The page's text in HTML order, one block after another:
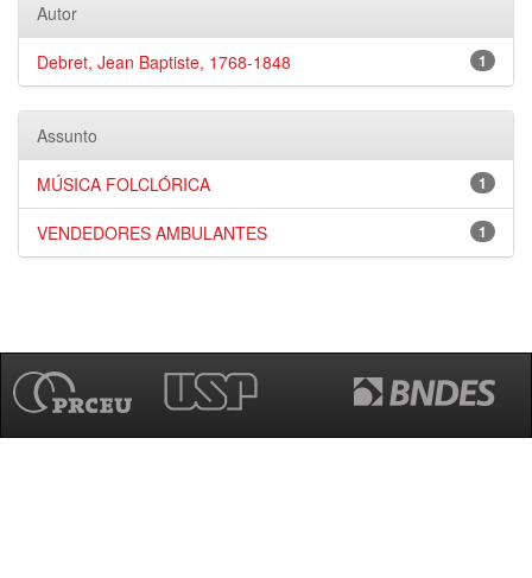
Autor
1
Debret, Jean Baptiste, 1768-1848
Assunto
1
MÚSICA FOLCLÓRICA
1
VENDEDORES AMBULANTES